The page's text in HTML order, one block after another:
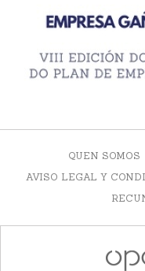
QUEN SOMOS
AVISO LEGAL Y